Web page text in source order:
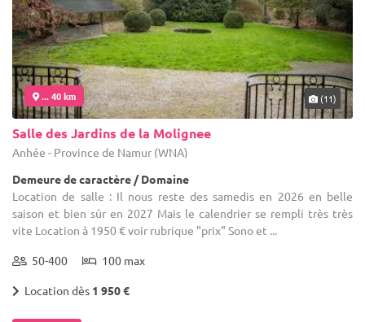
... 40 km (11)
Salle des Jardins de la Molignee
Anhée - Province de Namur (WNA)
Demeure de caractère / Domaine
Location de salle : Il nous reste des samedis en 2026 en belle
saison et bien sûr en 2027 Mais le calendrier se rempli très très
vite Location à 1950 € voir rubrique "prix" Sono et ...
50-400 100 max
Location dès 1 950 €